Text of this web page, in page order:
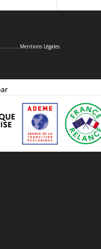
Mentions Légales